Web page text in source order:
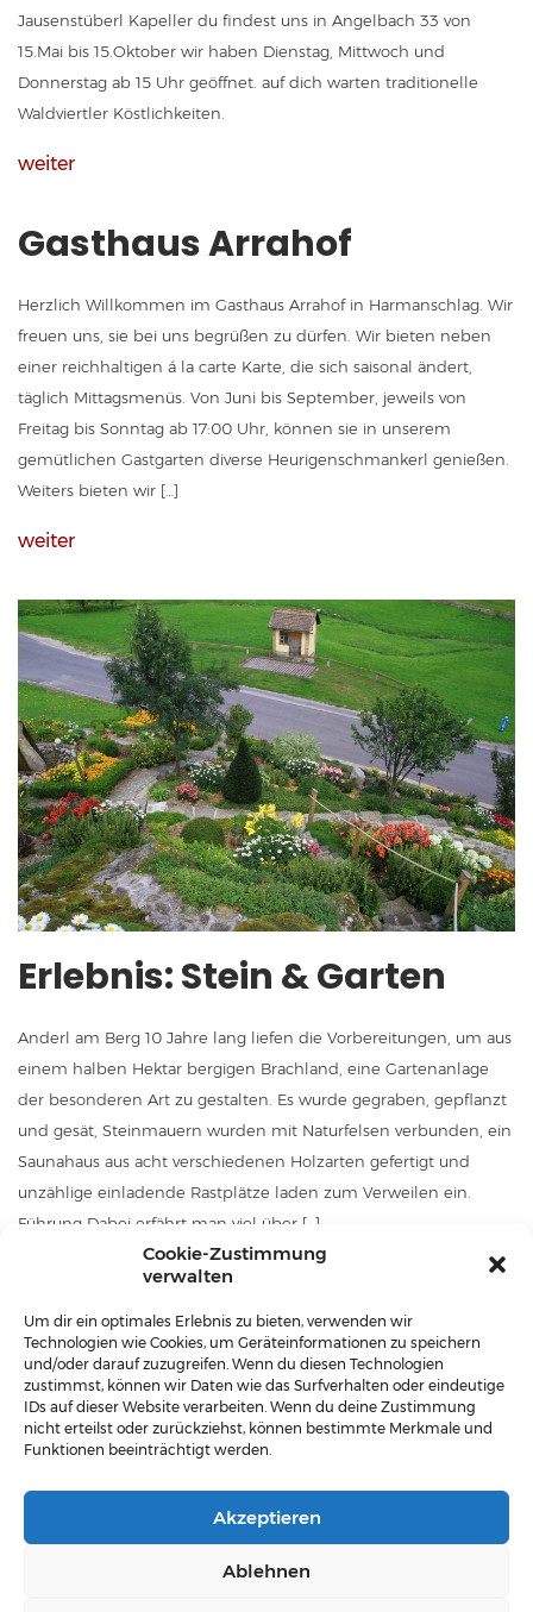
Cookie-Zustimmung
verwalten
Um dir ein optimales Erlebnis zu bieten, verwenden wir
Technologien wie Cookies, um Geräteinformationen zu speichern
und/oder darauf zuzugreifen. Wenn du diesen Technologien
zustimmst, können wir Daten wie das Surfverhalten oder eindeutige
IDs auf dieser Website verarbeiten. Wenn du deine Zustimmung
nicht erteilst oder zurückziehst, können bestimmte Merkmale und
Funktionen beeinträchtigt werden.
Akzeptieren
Ablehnen
Jausenstüberl Kapeller du findest uns in Angelbach 33 von
15.Mai bis 15.Oktober wir haben Dienstag, Mittwoch und
Donnerstag ab 15 Uhr geöffnet. auf dich warten traditionelle
Waldviertler Köstlichkeiten.
weiter
Gasthaus Arrahof
Herzlich Willkommen im Gasthaus Arrahof in Harmanschlag. Wir
freuen uns, sie bei uns begrüßen zu dürfen. Wir bieten neben
einer reichhaltigen á la carte Karte, die sich saisonal ändert,
täglich Mittagsmenüs. Von Juni bis September, jeweils von
Freitag bis Sonntag ab 17:00 Uhr, können sie in unserem
gemütlichen Gastgarten diverse Heurigenschmankerl genießen.
Weiters bieten wir […]
weiter
Erlebnis: Stein & Garten
Anderl am Berg 10 Jahre lang liefen die Vorbereitungen, um aus
einem halben Hektar bergigen Brachland, eine Gartenanlage
der besonderen Art zu gestalten. Es wurde gegraben, gepflanzt
und gesät, Steinmauern wurden mit Naturfelsen verbunden, ein
Saunahaus aus acht verschiedenen Holzarten gefertigt und
unzählige einladende Rastplätze laden zum Verweilen ein.
Führung Dabei erfährt man viel über […]
Dorferneuerungsverein HARMANSCHLAG |
Harmanschlag 100 | 3971 St. Martin | Tel.: 0664 /
1520356